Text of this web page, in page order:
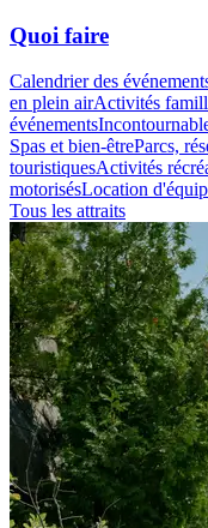
Quoi faire
Calendrier des
en plein airActivités
événements
Spas et bien-êtreParcs,
touristiquesActivités
motorisésLocation
Tous les attraits